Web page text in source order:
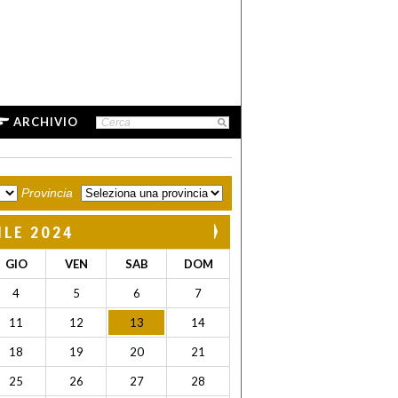
ARCHIVIO
Provincia
2024
GIO VEN SAB DOM
4 5 6 7
11 12 13 14
18 19 20 21
25 26 27 28